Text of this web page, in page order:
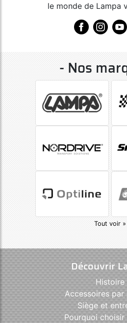
le monde de Lampa
- Nos
Tout voir »
Découvrir
Histoire
Accessoires par
Siège et
Pourquoi choisir